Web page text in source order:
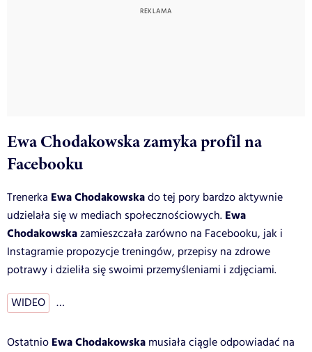
Ewa Chodakowska zamyka profil na
Facebooku
Trenerka Ewa Chodakowskado tej pory bardzo aktywnie
udzielała się w mediach społecznościowych. Ewa
Chodakowskazamieszczała zarówno na Facebooku, jak i
Instagramie propozycje treningów, przepisy na zdrowe
potrawy i dzieliła się swoimi przemyśleniami i zdjęciami.
WIDEO …
Ostatnio Ewa Chodakowska musiała ciągle odpowiadać na